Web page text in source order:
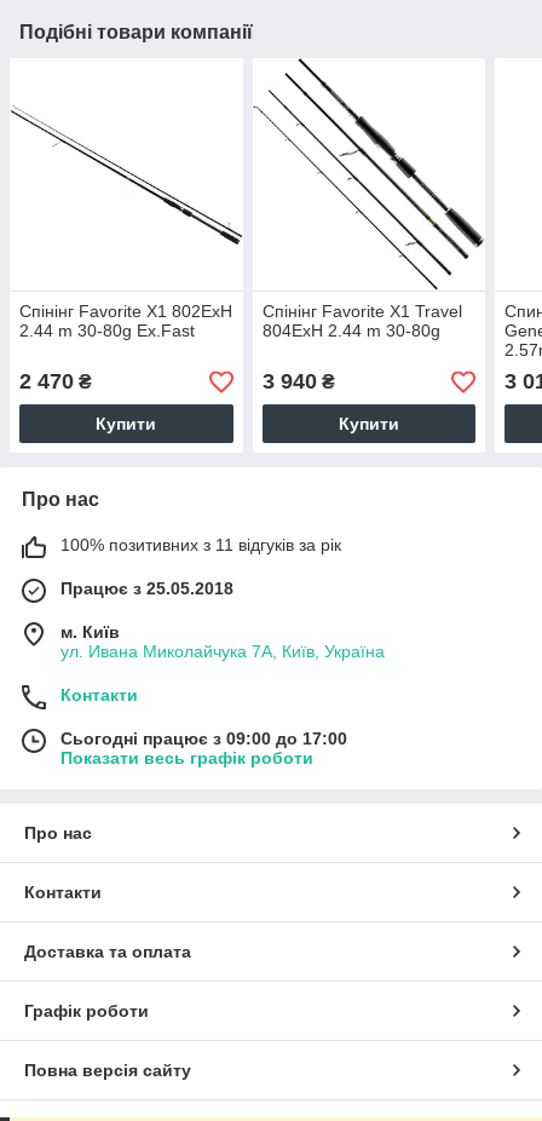
Подібні товари компанії
Спінінг Favorite X1 802ExH
2.44 m 30-80g Ex.Fast
2 470 ₴
Купити
Спінінг Favorite X1 Travel
804ExH 2.44 m 30-80g
3 940₴
Купити
3
Про нас
100% позитивних з 11 відгуків за рік
Працює з 25.05.2018
м. Київ
ул. Ивана Миколайчука 7А, Київ, Україна
Контакти
Сьогодні працює з 09:00 до 17:00
Показати весь графік роботи
Про нас
Контакти
Доставка та оплата
Графік роботи
Повна версія сайту